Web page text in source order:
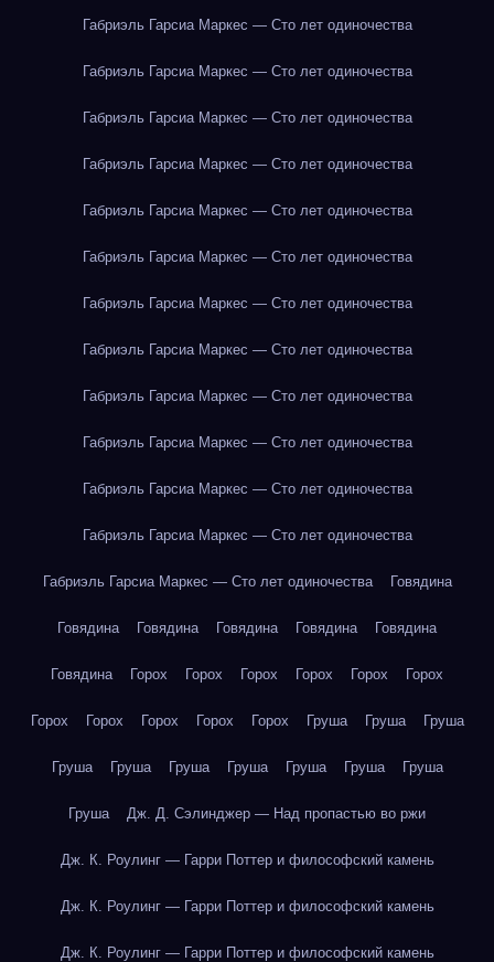
Габриэль Гарсиа Маркес — Сто лет одиночества
Габриэль Гарсиа Маркес — Сто лет одиночества
Габриэль Гарсиа Маркес — Сто лет одиночества
Габриэль Гарсиа Маркес — Сто лет одиночества
Габриэль Гарсиа Маркес — Сто лет одиночества
Габриэль Гарсиа Маркес — Сто лет одиночества
Габриэль Гарсиа Маркес — Сто лет одиночества
Габриэль Гарсиа Маркес — Сто лет одиночества
Габриэль Гарсиа Маркес — Сто лет одиночества
Габриэль Гарсиа Маркес — Сто лет одиночества
Габриэль Гарсиа Маркес — Сто лет одиночества
Габриэль Гарсиа Маркес — Сто лет одиночества
Габриэль Гарсиа Маркес — Сто лет одиночества Говядина
Говядина Говядина Говядина Говядина Говядина
Говядина Горох Горох Горох Горох Горох Горох
Горох Горох Горох Горох Горох Груша Груша Груша
Груша Груша Груша Груша Груша Груша Груша
Груша Дж. Д. Сэлинджер — Над пропастью во ржи
Дж. К. Роулинг — Гарри Поттер и философский камень
Дж. К. Роулинг — Гарри Поттер и философский камень
Дж. К. Роулинг — Гарри Поттер и философский камень